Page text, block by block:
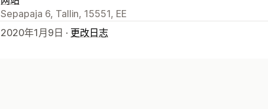
Sepapaja 6, Tallin, 15551, EE
2020年1月9日 · 更改日志